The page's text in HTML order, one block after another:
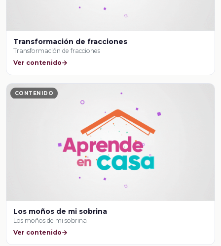
Transformación de fracciones
Transformación de fracciones
Ver contenido
CONTENIDO
Los moños de mi sobrina
Los moños de mi sobrina
Ver contenido